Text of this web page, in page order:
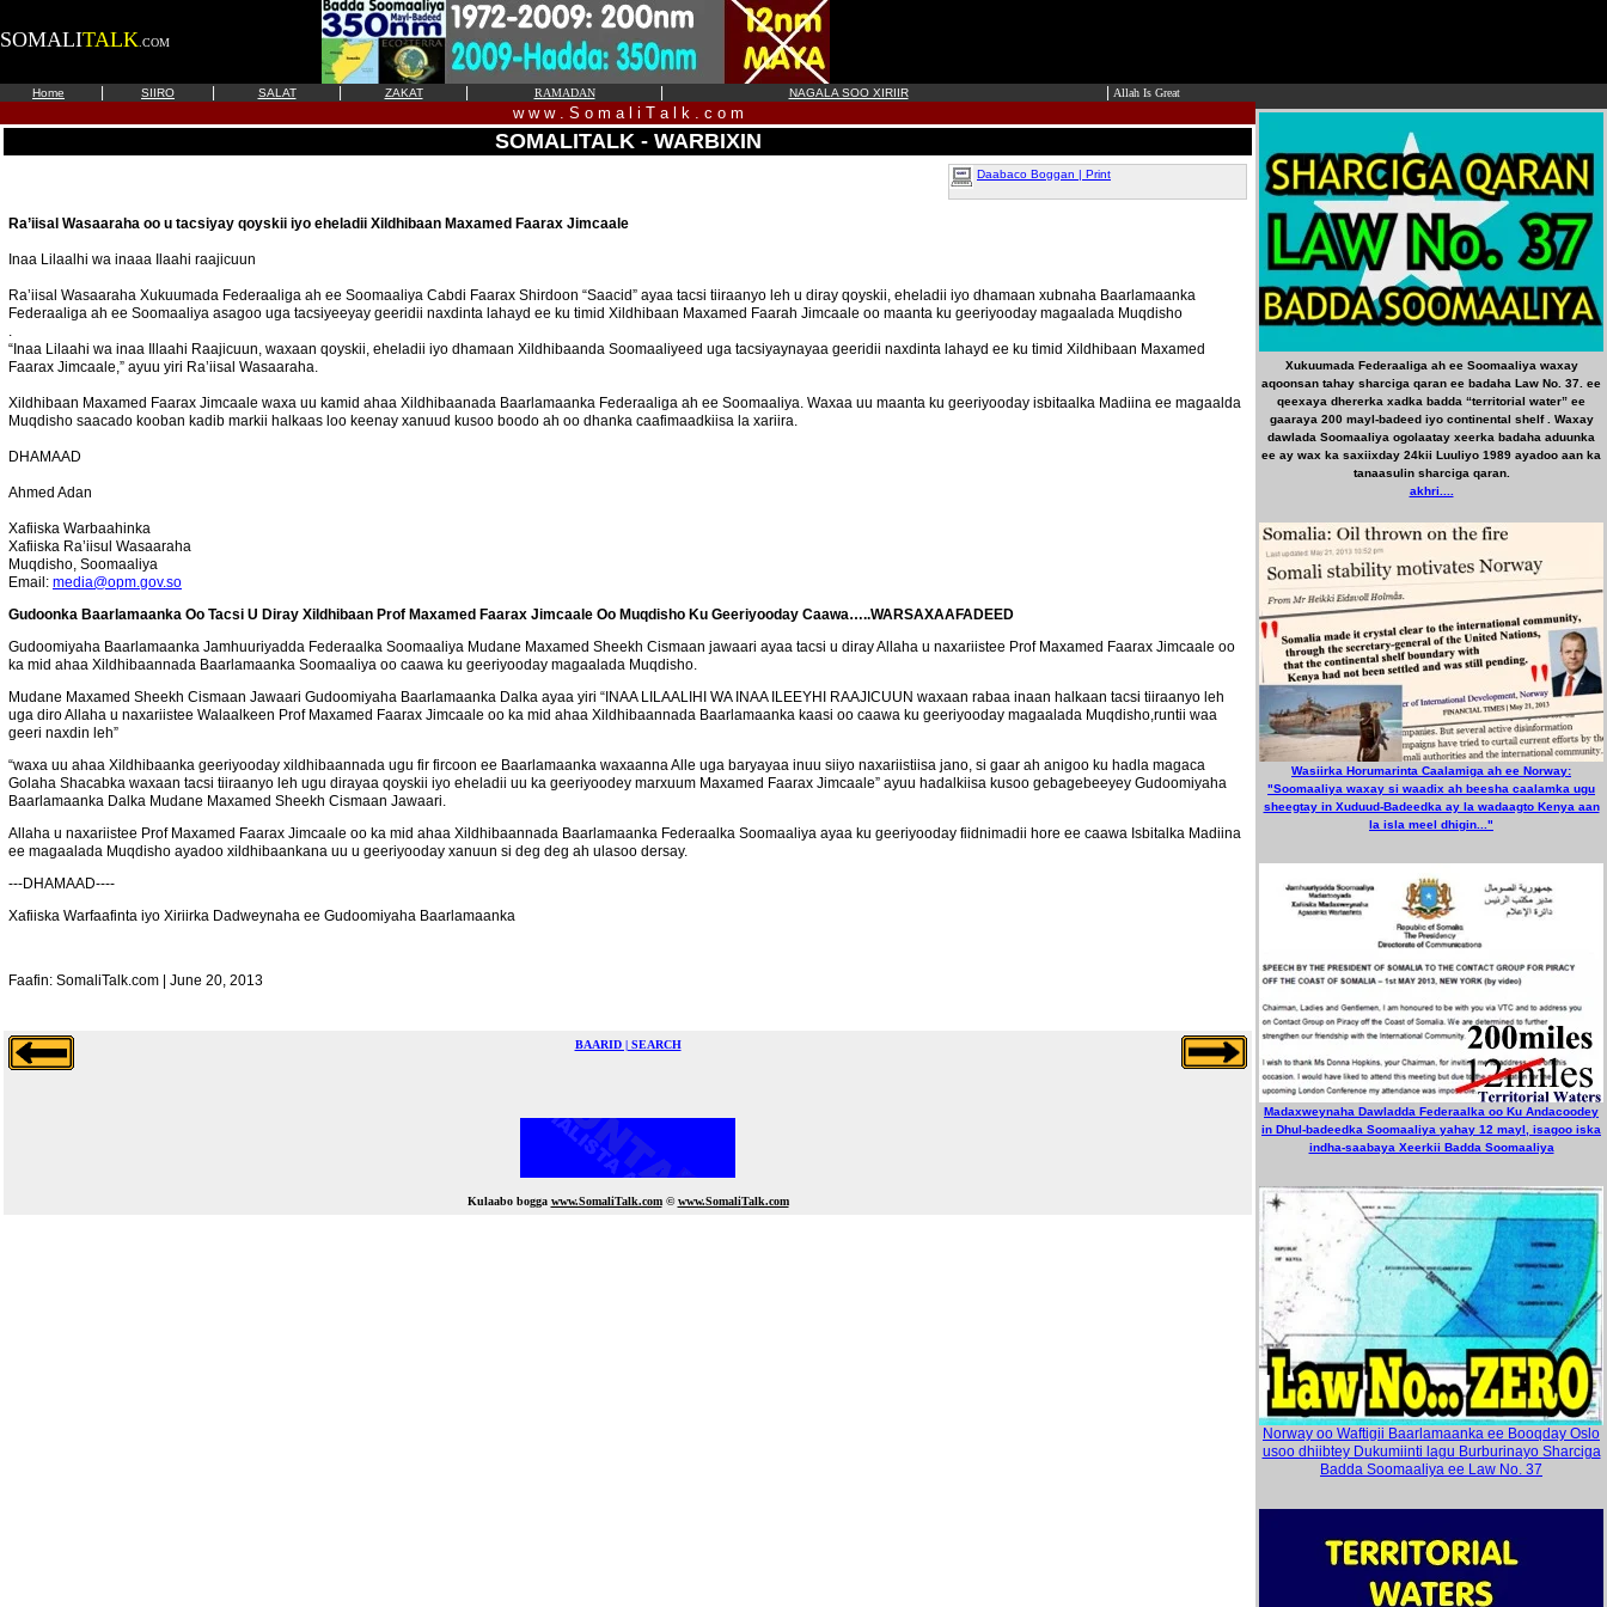
SOMALITALK .COM
Home SIIRO SALAT ZAKAT RAMADAN NAGALA SOO XIRIIR Allah Is Great
w w w . S o m a l i T a l k . c o m
SOMALITALK - WARBIXIN
Daabaco Boggan | Print
Ra’iisal Wasaaraha oo u tacsiyay qoyskii iyo eheladii Xildhibaan Maxamed Faarax Jimcaale
Inaa Lilaalhi wa inaaa Ilaahi raajicuun
Ra’iisal Wasaaraha Xukuumada Federaaliga ah ee Soomaaliya Cabdi Faarax Shirdoon “Saacid” ayaa tacsi tiiraanyo leh u diray qoyskii, eheladii iyo dhamaan xubnaha Baarlamaanka
Federaaliga ah ee Soomaaliya asagoo uga tacsiyeeyay geeridii naxdinta lahayd ee ku timid Xildhibaan Maxamed Faarah Jimcaale oo maanta ku geeriyooday magaalada Muqdisho
.
“Inaa Lilaahi wa inaa Illaahi Raajicuun, waxaan qoyskii, eheladii iyo dhamaan Xildhibaanda Soomaaliyeed uga tacsiyaynayaa geeridii naxdinta lahayd ee ku timid Xildhibaan Maxamed
Faarax Jimcaale,” ayuu yiri Ra’iisal Wasaaraha.
Xildhibaan Maxamed Faarax Jimcaale waxa uu kamid ahaa Xildhibaanada Baarlamaanka Federaaliga ah ee Soomaaliya. Waxaa uu maanta ku geeriyooday isbitaalka Madiina ee magaalda
Muqdisho saacado kooban kadib markii halkaas loo keenay xanuud kusoo boodo ah oo dhanka caafimaadkiisa la xariira.
DHAMAAD
Ahmed Adan
Xafiiska Warbaahinka
Xafiiska Ra’iisul Wasaaraha
Muqdisho, Soomaaliya
Email: media@opm.gov.so
Gudoonka Baarlamaanka Oo Tacsi U Diray Xildhibaan Prof Maxamed Faarax Jimcaale Oo Muqdisho Ku Geeriyooday Caawa…..WARSAXAAFADEED
Gudoomiyaha Baarlamaanka Jamhuuriyadda Federaalka Soomaaliya Mudane Maxamed Sheekh Cismaan jawaari ayaa tacsi u diray Allaha u naxariistee Prof Maxamed Faarax Jimcaale oo
ka mid ahaa Xildhibaannada Baarlamaanka Soomaaliya oo caawa ku geeriyooday magaalada Muqdisho.
Mudane Maxamed Sheekh Cismaan Jawaari Gudoomiyaha Baarlamaanka Dalka ayaa yiri “INAA LILAALIHI WA INAA ILEEYHI RAAJICUUN waxaan rabaa inaan halkaan tacsi tiiraanyo leh
uga diro Allaha u naxariistee Walaalkeen Prof Maxamed Faarax Jimcaale oo ka mid ahaa Xildhibaannada Baarlamaanka kaasi oo caawa ku geeriyooday magaalada Muqdisho,runtii waa
geeri naxdin leh”
“waxa uu ahaa Xildhibaanka geeriyooday xildhibaannada ugu fir fircoon ee Baarlamaanka waxaanna Alle uga baryayaa inuu siiyo naxariistiisa jano, si gaar ah anigoo ku hadla magaca
Golaha Shacabka waxaan tacsi tiiraanyo leh ugu dirayaa qoyskii iyo eheladii uu ka geeriyoodey marxuum Maxamed Faarax Jimcaale” ayuu hadalkiisa kusoo gebagebeeyey Gudoomiyaha
Baarlamaanka Dalka Mudane Maxamed Sheekh Cismaan Jawaari.
Allaha u naxariistee Prof Maxamed Faarax Jimcaale oo ka mid ahaa Xildhibaannada Baarlamaanka Federaalka Soomaaliya ayaa ku geeriyooday fiidnimadii hore ee caawa Isbitalka Madiina
ee magaalada Muqdisho ayadoo xildhibaankana uu u geeriyooday xanuun si deg deg ah ulasoo dersay.
---DHAMAAD----
Xafiiska Warfaafinta iyo Xiriirka Dadweynaha ee Gudoomiyaha Baarlamaanka
Faafin: SomaliTalk.com | June 20, 2013
BAARID | SEARCH
Kulaabo bogga www.SomaliTalk.com ©www.SomaliTalk.com
Xukuumada Federaaliga ah ee Soomaaliya waxay
aqoonsan tahay sharciga qaran ee badaha Law No. 37. ee
qeexaya dhererka xadka badda “territorial water” ee
gaaraya 200 mayl-badeed iyo continental shelf . Waxay
dawlada Soomaaliya ogolaatay xeerka badaha aduunka
ee ay wax ka saxiixday 24kii Luuliyo 1989 ayadoo aan ka
tanaasulin sharciga qaran.
akhri....
Wasiirka Horumarinta Caalamiga ah ee Norway:
"Soomaaliya waxay si waadix ah beesha caalamka ugu
sheegtay in Xuduud-Badeedka ay la wadaagto Kenya aan
la isla meel dhigin..."
Madaxweynaha Dawladda Federaalka oo Ku Andacoodey
in Dhul-badeedka Soomaaliya yahay 12 mayl, isagoo iska
indha-saabaya Xeerkii Badda Soomaaliya
Norway oo Waftigii Baarlamaanka ee Booqday Oslo
usoo dhiibtey Dukumiinti lagu Burburinayo Sharciga
Badda Soomaaliya ee Law No. 37